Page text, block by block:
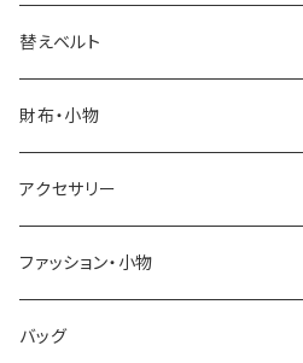
ELGIN
SALVATORE MARRA
CASIO
GRANDEUR
COGU
替えベルト
COACH
DANIEL WELLINGTON
LACOSTE
DIESEL
財布・小物
SONNE
DUCT
TRANSNUMBER
アクセサリー
GUCCI
TIFFANY&CO
ファッション・小物
DAKS
バッグ